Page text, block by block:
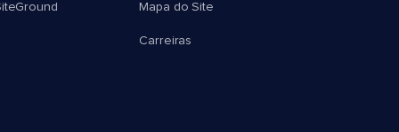
Mapa do Site
Carreiras